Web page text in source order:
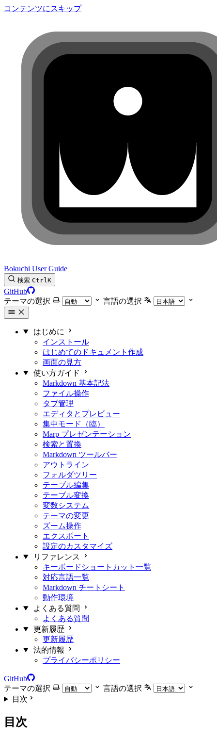
コンテンツにスキップ
Bokuchi User Guide
検索 CtrlK
GitHub
テーマの選択
言語の選択
はじめに
インストール
はじめてのドキュメント作成
画面の見方
使い方ガイド
Markdown 基本記法
ファイル操作
タブ管理
エディタとプレビュー
集中モード（臨）
Marp プレゼンテーション
検索と置換
Markdown ツールバー
アウトライン
フォルダツリー
テーブル編集
テーブル変換
変数システム
テーマの変更
ズーム操作
エクスポート
設定のカスタマイズ
リファレンス
キーボードショートカット一覧
対応言語一覧
Markdown チートシート
動作環境
よくある質問
よくある質問
更新履歴
更新履歴
法的情報
プライバシーポリシー
GitHub
テーマの選択
言語の選択
目次
目次